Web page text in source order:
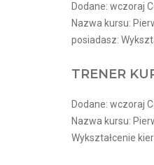
Dodane: wczoraj
Nazwa kursu:
posiadasz:
TRENER
Dodane: wczoraj
Nazwa kursu:
Wykształcenie